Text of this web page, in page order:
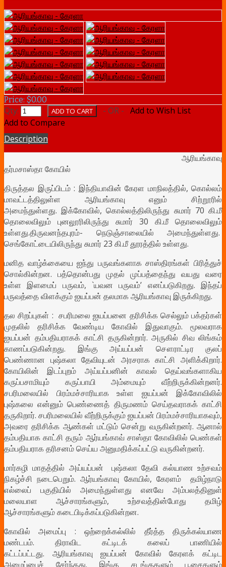
Price: $0.00
Qty: - OR - Add to Wish List
Add to Compare
Description
ஆரியங்காவு
தர்மசாஸ்தா கோயில்
திருத்தல இருப்பிடம் : இந்தியாவின் கேரள மாநிலத்தில், கொல்லம்
மாவட்டத்திலுள்ள ஆரியங்காவு எனும் சிற்றூரில்
அமைந்துள்ளது.இக்கோவில், கொல்லத்திலிருந்து சுமார் 70 கி.மீ
தொலைவிலும் புனலூரிலிருந்து சுமார் 30 கி.மீ தொலைவிலும்
உள்ளது.திருவனந்தபுரம்- நெடுஞ்சாலையில் அமைந்துள்ளது.
செங்கோட்டையிலிருந்து சுமார் 23 கி.மீ தூரத்தில் உள்ளது.
மனித வாழ்க்கையை ஐந்து பருவங்களாக சாஸ்திரங்கள் பிரித்துச்
சொல்கின்றன. பத்தொன்பது முதல் முப்பத்தைந்து வயது வரை
உள்ள இளமைப் பருவம், `யவன பருவம்’ எனப்படுகிறது. இந்தப்
பருவத்தை விளக்கும் ஐயப்பன் தலமாக ஆரியங்காவு இருக்கிறது.
தல சிறப்புகள் : சபரிமலை ஐயப்பனை தரிசிக்க செல்லும் பக்தர்கள்
முதலில் தரிசிக்க வேண்டிய கோவில் இதுவாகும். மூலவராக
ஐயப்பன் தம்பதியராகக் காட்சி தருகின்றார். அருகில் சிவ லிங்கம்
காணப்படுகின்றது. இங்கு அய்யப்பன் சௌராட்டிர குலப்
பெண்ணான புஷ்கலா தேவியுடன் அரசராக காட்சி அளிக்கிறார்.
கோயிலின் இடப்புறம் அய்யப்பனின் காவல் தெய்வங்களாகிய
கருப்பசாமியும் கருப்பாயி அம்மையும் வீற்றிருக்கின்றனர்.
சபரிமலையில் பிரம்மச்சாரியாக உள்ள ஐயப்பன் இக்கோவிலில்
புஷ்கலை என்னும் பெண்ணைத் திருமணம் செய்தவராகக் காட்சி
தருகிறார். சபரிமலையில் வீற்றிருக்கும் ஐயப்பன் பிரம்மச்சாரியாகவும்,
அவரை தரிசிக்க ஆண்கள் மட்டும் சென்று வருகின்றனர். ஆனால்
தம்பதியாக காட்சி தரும் ஆர்யங்காவ் சாஸ்தா கோவிலில் பெண்கள்
தம்பதியராக தரிசனம் செய்ய அனுமதிக்கப்பட்டு வருகின்றனர்.
மார்கழி மாதத்தில் அய்யப்பன் புஷ்கலா தேவி கல்யாண உற்சவம்
நிகழ்ச்சி நடைபெறும். ஆர்யங்காவு கோயில், கேரளம் தமிழ்நாடு
எல்லைப் பகுதியில் அமைந்துள்ளது எனவே அம்பலத்தினுள்
மலையாள ஆச்சாரங்களும், உற்சவத்தின்போது தமிழ்
ஆச்சாரங்களும் கடைபிடிக்கப்படுகின்றன.
கோவில் அமைப்பு :ஒற்றைக்கல்லில் தீர்த்த திருக்கல்யாண
மண்டபம். திராவிட கட்டிடக் கலைப் பாணியில்
கட்டப்பட்டது. ஆரியங்காவு ஐயப்பன் கோவில் கேரளக் கட்டிட
அமைப்பைச் சேர்ந்தது. இங்கு சடங்குகளும் பூசைகளும்